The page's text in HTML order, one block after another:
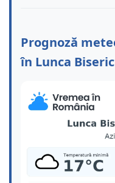
Prognoză
în Lunca